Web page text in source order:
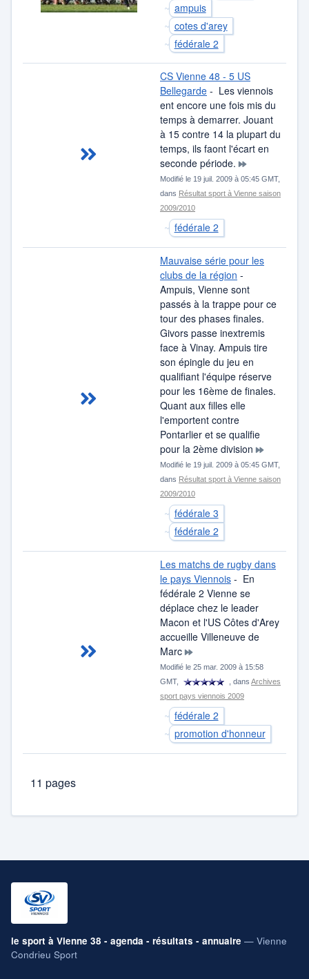
ampuis
cotes d'arey
fédérale 2
CS Vienne 48 - 5 US
Bellegarde - Les viennois
ent encore une fois mis du
temps à demarrer. Jouant
à 15 contre 14 la plupart du
temps, ils faont l'écart en
seconde période.
Modifié le 19 juil. 2009 à 05:45 GMT,
dans Résultat sport à Vienne saison
2009/2010
fédérale 2
Mauvaise série pour les
clubs de la région -
Ampuis, Vienne sont
passés à la trappe pour ce
tour des phases finales.
Givors passe inextremis
face à Vinay. Ampuis tire
son épingle du jeu en
qualifiant l'équipe réserve
pour les 16ème de finales.
Quant aux filles elle
l'emportent contre
Pontarlier et se qualifie
pour la 2ème division
Modifié le 19 juil. 2009 à 05:45 GMT,
dans Résultat sport à Vienne saison
2009/2010
fédérale 3
fédérale 2
Les matchs de rugby dans
le pays Viennois - En
fédérale 2 Vienne se
déplace chez le leader
Macon et l'US Côtes d'Arey
accueille Villeneuve de
Marc
Modifié le 25 mar. 2009 à 15:58
GMT,
, dans Archives
sport pays viennois 2009
fédérale 2
promotion d'honneur
11 pages
le sport à Vienne 38 - agenda - résultats - annuaire — Vienne
Condrieu Sport